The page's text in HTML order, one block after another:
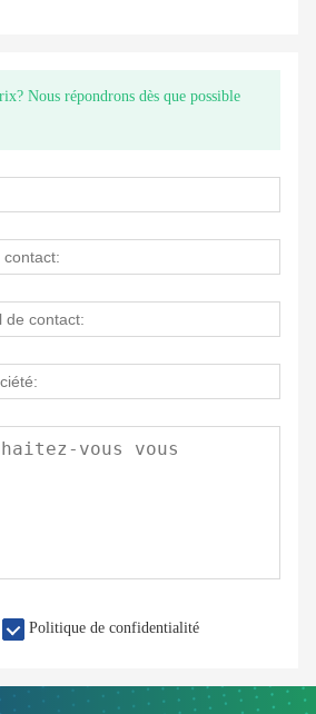
Nous répondrons dès que possible
Politique de confidentialité